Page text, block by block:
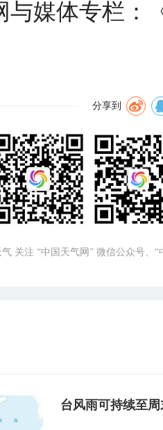
与媒体专栏：
分享到
关注 “中国天气网” 微信公众号、
台风雨可持续至